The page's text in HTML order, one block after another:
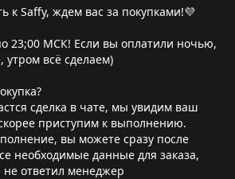
к Saffy, ждем вас за покупками!💜
23;00 МСК! Если вы оплатили ночью,
всё сделаем)
сделка в чате, мы увидим ваш
приступим к выполнению.
вы можете сразу после
необходимые данные для заказа,
ответил менеджер